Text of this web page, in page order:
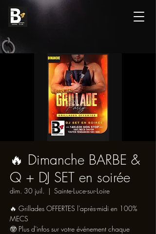
🔥 Dimanche BARBE &
Q + DJ SET en soirée
dim. 30 juil.
  |
Sainte-Luce-sur-Loire
🔥 Grillades OFFERTES l'après-midi en 100%
MECS
🤓 Plus d'infos sur votre événement chaque